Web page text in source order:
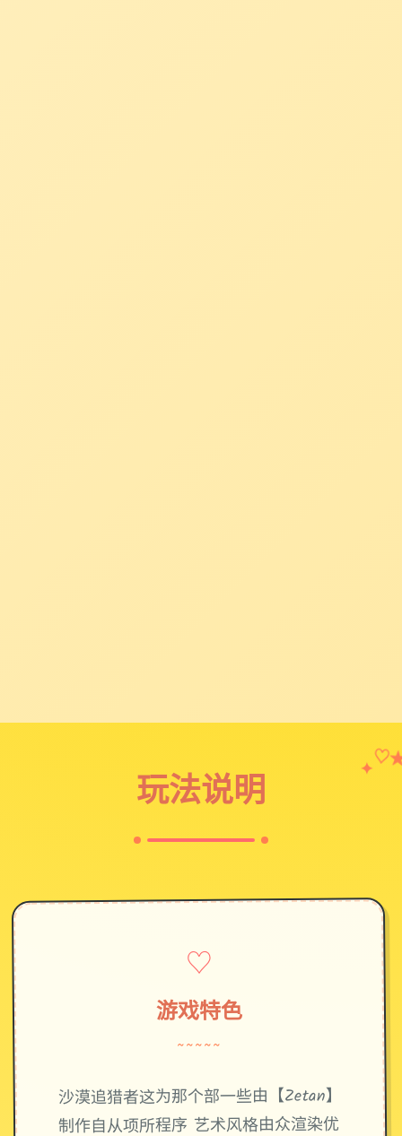
玩法说明
✦ ♡
♡
游戏特色
~~~~~
沙漠追猎者这为那个部一些由【Zetan】
制作自从项所程序 艺术风格由众渲染优